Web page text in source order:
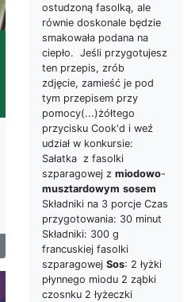
ostudzoną fasolką, ale
równie doskonale będzie
smakowała podana na
ciepło. Jeśli przygotujesz
ten przepis, zrób
zdjęcie, zamieść je pod
tym przepisem przy
pomocy(...)żółtego
przycisku Cook'd i weź
udział w konkursie:
Sałatka z fasolki
szparagowej z miodowo-
musztardowym sosem
Składniki na 3 porcje Czas
przygotowania: 30 minut
Składniki: 300 g
francuskiej fasolki
szparagowej Sos: 2 łyżki
płynnego miodu 2 ząbki
czosnku 2 łyżeczki